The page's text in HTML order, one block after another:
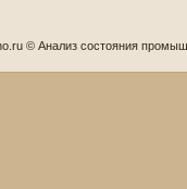
© Анализ состοяния